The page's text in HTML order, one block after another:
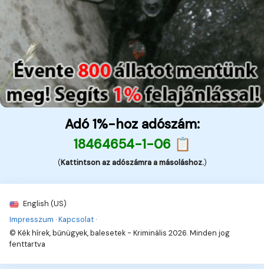
Adó 1%-hoz adószám:
18464654-1-06 📋
(Kattintson az adószámra a másoláshoz.)
English (US)
Impresszum ·Kapcsolat ·
© Kék hírek, bűnügyek, balesetek - Kriminális 2026. Minden jog
fenttartva